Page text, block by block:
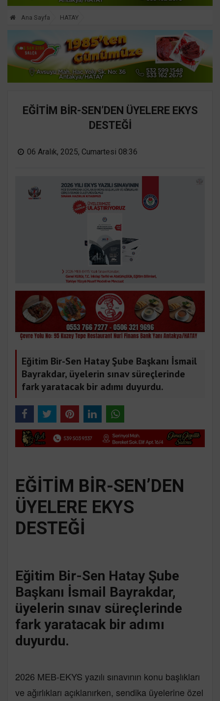
Ana Sayfa HATAY
EĞİTİM BİR-SEN’DEN ÜYELERE EKYS
DESTEĞİ
06 Aralık, 2025, Cumartesi 08:36
Eğitim Bir-Sen Hatay Şube Başkanı İsmail
Bayrakdar, üyelerin sınav süreçlerinde
fark yaratacak bir adımı duyurdu.
EĞİTİM BİR-SEN’DEN
ÜYELERE EKYS
DESTEĞİ
Eğitim Bir-Sen Hatay Şube
Başkanı İsmail Bayrakdar,
üyelerin sınav süreçlerinde
fark yaratacak bir adımı
duyurdu.
2026 MEB-EKYS yazılı sınavının konu başlıkları
ve ağırlıkları açıklanırken, sendika üyelerine özel